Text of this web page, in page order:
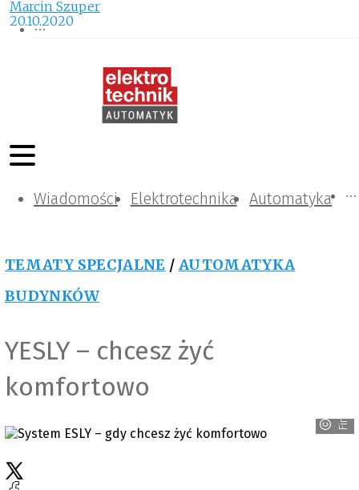
Wiadomości Elektrotechnika Automatyka
Komunikacja i IT
Kontrola
Tematy specjalne
TEMATY SPECJALNE / AUTOMATYKA
BUDYNKÓW
YESLY – chcesz żyć
komfortowo
Finder
Marcin Szuper
20.10.2020